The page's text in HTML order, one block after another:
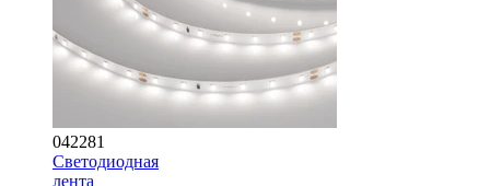
042281
Светодиодная
лента